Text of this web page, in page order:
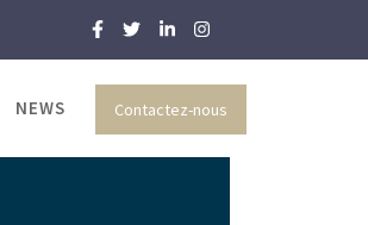
Contactez-nous
NEWS